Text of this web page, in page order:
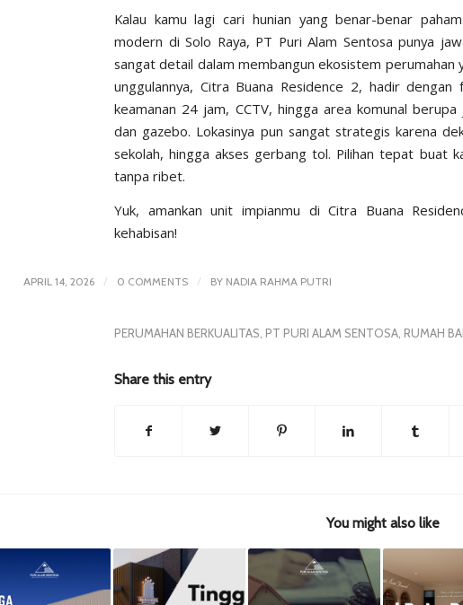
Kalau kamu lagi cari hunian yang benar-benar
modern di Solo Raya, PT Puri Alam Sentosa punya
sangat detail dalam membangun ekosistem perumahan
unggulannya, Citra Buana Residence 2, hadir dengan
keamanan 24 jam, CCTV, hingga area komunal berupa
dan gazebo. Lokasinya pun sangat strategis karena
sekolah, hingga akses gerbang tol. Pilihan tepat buat
tanpa ribet.
Yuk, amankan unit impianmu di Citra Buana
kehabisan!
APRIL 14, 2026 / 0 COMMENTS / BY NADIA RAHMA PUTRI
PERUMAHAN BERKUALITAS, PT PURI ALAM SENTOSA, RUMAH
Share this entry
You might also like